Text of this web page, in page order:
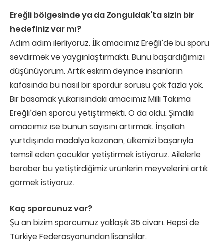
Ereğli bölgesinde ya da Zonguldak’ta sizin bir
hedefiniz var mı?
Adım adım ilerliyoruz. İlk amacımız Ereğli’de bu sporu
sevdirmek ve yaygınlaştırmaktı. Bunu başardığımızı
düşünüyorum. Artık eskrim deyince insanların
kafasında bu nasıl bir spordur sorusu çok fazla yok.
Bir basamak yukarısındaki amacımız Milli Takıma
Ereğli’den sporcu yetiştirmekti. O da oldu. Şimdiki
amacımız ise bunun sayısını artırmak. İnşallah
yurtdışında madalya kazanan, ülkemizi başarıyla
temsil eden çocuklar yetiştirmek istiyoruz. Ailelerle
beraber bu yetiştirdiğimiz ürünlerin meyvelerini artık
görmek istiyoruz.
Kaç sporcunuz var?
Şu an bizim sporcumuz yaklaşık 35 civarı. Hepsi de
Türkiye Federasyonundan lisanslılar.